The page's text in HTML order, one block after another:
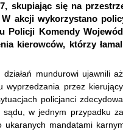
skupiając się na
akcji wykorzystano
Policji Komendy
kierowców, którzy
działań mundurowi ujawnili
wyprzedzania przez
policjanci
w jednym przypadku
ukaranych mandatami